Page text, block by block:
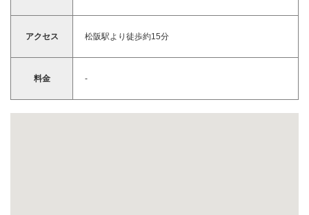
アクセス 松阪駅より徒歩約15分
料金 -